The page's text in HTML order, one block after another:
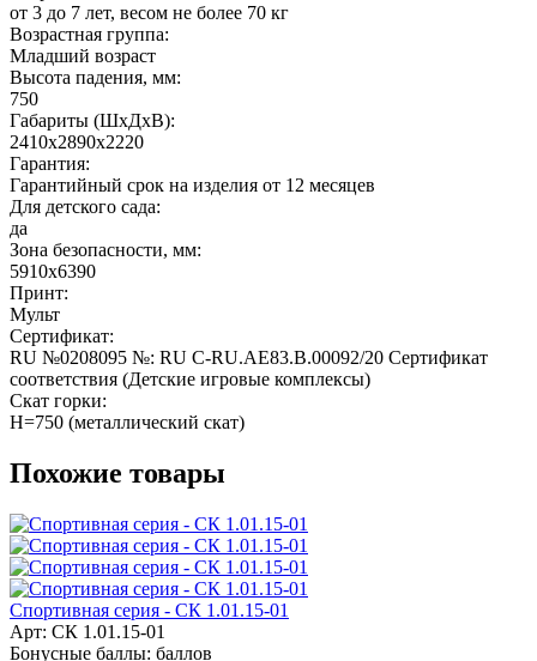
от 3 до 7 лет, весом не более 70 кг
Возрастная группа:
Младший возраст
Высота падения, мм:
750
Габариты (ШхДхВ):
2410х2890х2220
Гарантия:
Гарантийный срок на изделия от 12 месяцев
Для детского сада:
да
Зона безопасности, мм:
5910х6390
Принт:
Мульт
Сертификат:
RU №0208095 №: RU C-RU.AE83.B.00092/20 Сертификат
соответствия (Детские игровые комплексы)
Скат горки:
H=750 (металлический скат)
Похожие товары
Спортивная серия - СК 1.01.15-01
Арт: СК 1.01.15-01
Бонусные баллы: баллов